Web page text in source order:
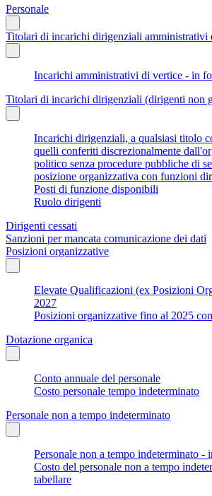
Personale
Titolari di incarichi dirigenziali amministrativi
Incarichi amministrativi di vertice - in
Titolari di incarichi dirigenziali (dirigenti non
Incarichi dirigenziali, a qualsiasi titolo
quelli conferiti discrezionalmente
politico senza procedure pubbliche di
posizione organizzativa con funzioni
Posti di funzione disponibili
Ruolo dirigenti
Dirigenti cessati
Sanzioni per mancata comunicazione dei dati
Posizioni organizzative
Elevate Qualificazioni (ex Posizioni
2027
Posizioni organizzative fino al 2025
Dotazione organica
Conto annuale del personale
Costo personale tempo indeterminato
Personale non a tempo indeterminato
Personale non a tempo indeterminato -
Costo del personale non a tempo
tabellare